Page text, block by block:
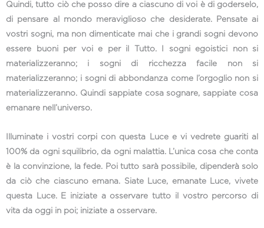
Quindi, tutto ciò che posso dire a ciascuno di voi è di goderselo,
di pensare al mondo meraviglioso che desiderate. Pensate ai
vostri sogni, ma non dimenticate mai che i grandi sogni devono
essere buoni per voi e per il Tutto. I sogni egoistici non si
materializzeranno; i sogni di ricchezza facile non si
materializzeranno; i sogni di abbondanza come l’orgoglio non si
materializzeranno. Quindi sappiate cosa sognare, sappiate cosa
emanare nell’universo.
Illuminate i vostri corpi con questa Luce e vi vedrete guariti al
100% da ogni squilibrio, da ogni malattia. L’unica cosa che conta
è la convinzione, la fede. Poi tutto sarà possibile, dipenderà solo
da ciò che ciascuno emana. Siate Luce, emanate Luce, vivete
questa Luce. E iniziate a osservare tutto il vostro percorso di
vita da oggi in poi; iniziate a osservare.